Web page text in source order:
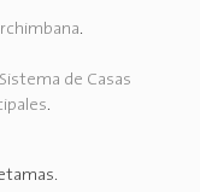
.
Sistema de Casas
.
.